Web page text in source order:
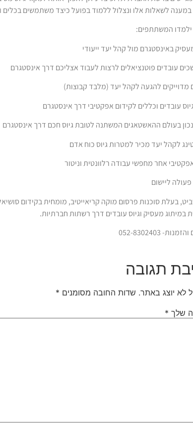
לשאלות אלו ונצלול ללמוד בפועל כיצד משתמשים בכלים
המשתתפים:
באינסטגרם מול קהל יעד ייעודי
עובדים פוטנציאלים לרצות לעבוד אצליכם דרך אינסטגרם
מדוייקים להגעה לקהל יעד (מלבד קבוצות)
עובדים וכללים לקידום אפקטיבי דרך אינסטגרם
בעולם ההאשטאגים המשתנה לטובת גיוס חכם דרך אינסטגרם
לקהל יעד מכיר למטרות גיוס כוח אדם
אחר מחפשי עבודה רלוונטית וניטור
ליישום
בעלת סוכנות פרסום מוקה קריאייטיב, מומחית בקידום
במיתוג מעסיק וגיוס עובדים דרך רשתות חברתיות.
052-8302403
תגובה
לא יוצג באתר. שדות החובה מסומנים *
שלך *